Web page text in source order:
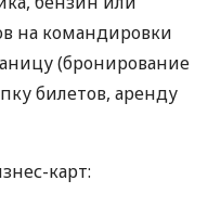
на командировки
(бронирование
билетов, аренду
карт: